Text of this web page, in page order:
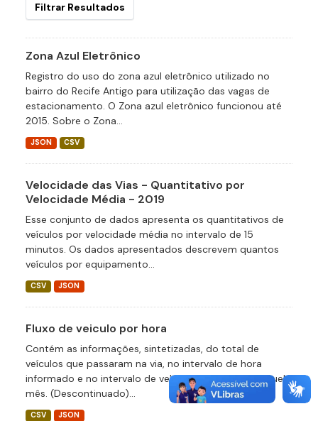
Filtrar Resultados
Zona Azul Eletrônico
Registro do uso do zona azul eletrônico utilizado no
bairro do Recife Antigo para utilização das vagas de
estacionamento. O Zona azul eletrônico funcionou até
2015. Sobre o Zona...
JSON CSV
Velocidade das Vias - Quantitativo por
Velocidade Média - 2019
Esse conjunto de dados apresenta os quantitativos de
veículos por velocidade média no intervalo de 15
minutos. Os dados apresentados descrevem quantos
veículos por equipamento...
CSV JSON
Fluxo de veiculo por hora
Contém as informações, sintetizadas, do total de
veículos que passaram na via, no intervalo de hora
informado e no intervalo de velocidade definido naquele
mês. (Descontinuado)...
CSV JSON